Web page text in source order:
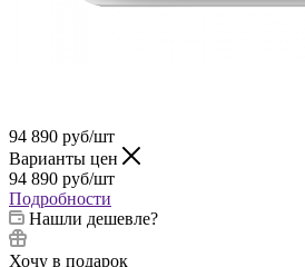
94 890 руб/шт
Варианты цен
94 890 руб/шт
Подробности
Нашли дешевле?
Хочу в подарок